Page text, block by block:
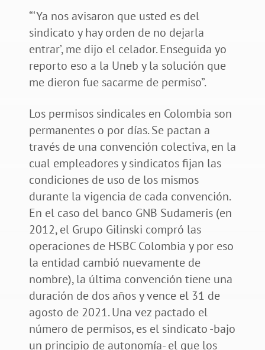
“‘Ya nos avisaron que usted es del
sindicato y hay orden de no dejarla
entrar’, me dijo el celador. Enseguida yo
reporto eso a la Uneb y la solución que
me dieron fue sacarme de permiso”.
Los permisos sindicales en Colombia son
permanentes o por días. Se pactan a
través de una convención colectiva, en la
cual empleadores y sindicatos fijan las
condiciones de uso de los mismos
durante la vigencia de cada convención.
En el caso del banco GNB Sudameris (en
2012, el Grupo Gilinski compró las
operaciones de HSBC Colombia y por eso
la entidad cambió nuevamente de
nombre), la última convención tiene una
duración de dos años y vence el 31 de
agosto de 2021. Una vez pactado el
número de permisos, es el sindicato -bajo
un principio de autonomía- el que los